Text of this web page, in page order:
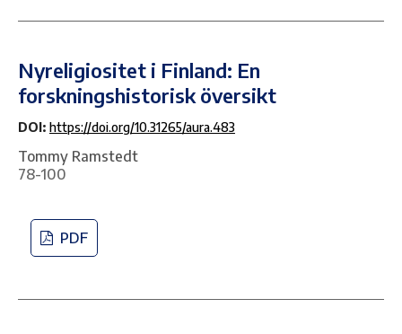
Nyreligiositet i Finland: En
forskningshistorisk översikt
DOI: https://doi.org/10.31265/aura.483
Tommy Ramstedt
78-100
PDF